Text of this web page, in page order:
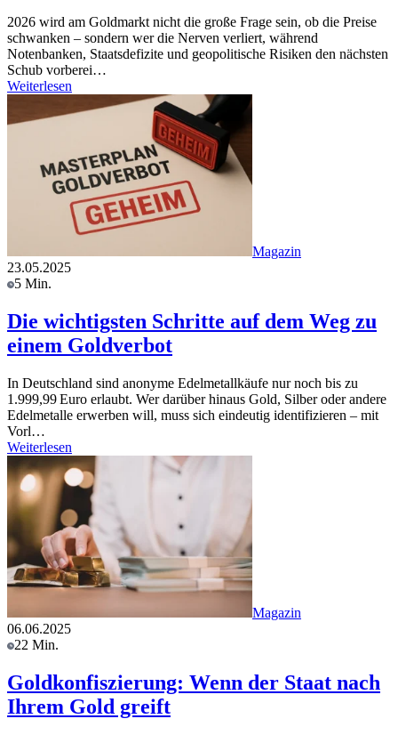
2026 wird am Goldmarkt nicht die große Frage sein, ob die Preise
schwanken – sondern wer die Nerven verliert, während
Notenbanken, Staatsdefizite und geopolitische Risiken den nächsten
Schub vorberei…
Weiterlesen
Magazin
23.05.2025
5 Min.
Die wichtigsten Schritte auf dem Weg zu
einem Goldverbot
In Deutschland sind anonyme Edelmetallkäufe nur noch bis zu
1.999,99 Euro erlaubt. Wer darüber hinaus Gold, Silber oder andere
Edelmetalle erwerben will, muss sich eindeutig identifizieren – mit
Vorl…
Weiterlesen
Magazin
06.06.2025
22 Min.
Goldkonfiszierung: Wenn der Staat nach
Ihrem Gold greift